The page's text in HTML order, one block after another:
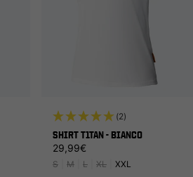
(2)
SHIRT T1TAN - BIANCO
Prezzo di listino
29,99€
S M L XL XXL